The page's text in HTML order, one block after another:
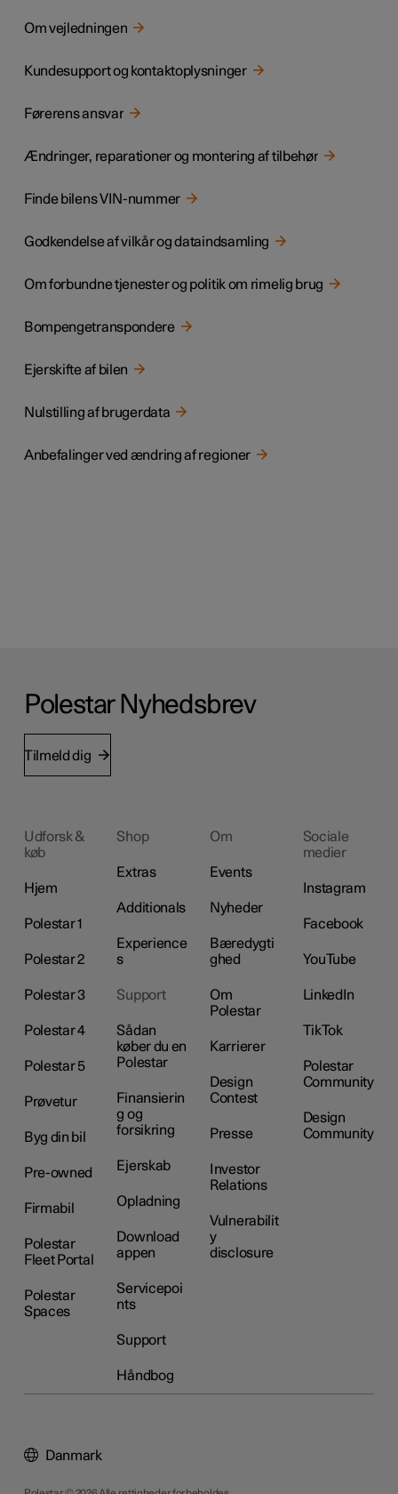
Om vejledningen
Kundesupport og kontaktoplysninger
Førerens ansvar
Ændringer, reparationer og montering af tilbehør
Finde bilens VIN-nummer
Godkendelse af vilkår og dataindsamling
Om forbundne tjenester og politik om rimelig brug
Bompengetranspondere
Ejerskifte af bilen
Nulstilling af brugerdata
Anbefalinger ved ændring af regioner
Polestar Nyhedsbrev
Tilmeld dig
Udforsk &
køb
Hjem
Polestar 1
Polestar 2
Polestar 3
Polestar 4
Polestar 5
Prøvetur
Byg din bil
Pre-owned
Firmabil
Polestar
Fleet Portal
Polestar
Spaces
Shop
Extras
Additionals
Experience
s
Support
Sådan
køber du en
Polestar
Finansierin
g og
forsikring
Ejerskab
Opladning
Download
appen
Servicepoi
nts
Support
Håndbog
Om
Events
Nyheder
Bæredygti
ghed
Om
Polestar
Karrierer
Design
Contest
Presse
Investor
Relations
Vulnerabilit
y
disclosure
Sociale
medier
Instagram
Facebook
YouTube
LinkedIn
TikTok
Polestar
Community
Design
Community
Danmark